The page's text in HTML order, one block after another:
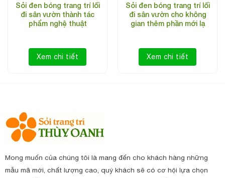
Sỏi đen bóng trang trí lối
đi sân vườn thành tác
phẩm nghệ thuật
Xem chi tiết
Sỏi đen bóng trang trí lối
đi sân vườn cho không
gian thêm phần mới lạ
Xem chi tiết
Mong muốn của chúng tôi là mang đến cho khách hàng những
mẫu mã mới, chất lượng cao, quý khách sẽ có cơ hội lựa chọn